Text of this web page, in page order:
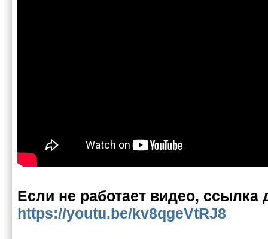
Если не работает видео, ссылка
https://youtu.be/kv8qgeVtRJ8